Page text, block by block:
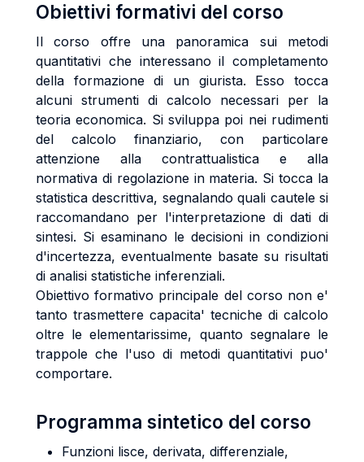
Obiettivi formativi del corso
Il corso offre una panoramica sui metodi
quantitativi che interessano il completamento
della formazione di un giurista. Esso tocca
alcuni strumenti di calcolo necessari per la
teoria economica. Si sviluppa poi nei rudimenti
del calcolo finanziario, con particolare
attenzione alla contrattualistica e alla
normativa di regolazione in materia. Si tocca la
statistica descrittiva, segnalando quali cautele si
raccomandano per l'interpretazione di dati di
sintesi. Si esaminano le decisioni in condizioni
d'incertezza, eventualmente basate su risultati
di analisi statistiche inferenziali.
Obiettivo formativo principale del corso non e'
tanto trasmettere capacita' tecniche di calcolo
oltre le elementarissime, quanto segnalare le
trappole che l'uso di metodi quantitativi puo'
comportare.
Programma sintetico del corso
Funzioni lisce, derivata, differenziale,